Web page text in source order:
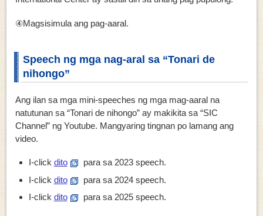
④Magsisimula ang pag-aaral.
Speech ng mga nag-aral sa “Tonari de
nihongo”
Ang ilan sa mga mini-speeches ng mga mag-aaral na
natutunan sa “Tonari de nihongo” ay makikita sa “SIC
Channel” ng Youtube. Mangyaring tingnan po lamang ang
video.
I-click dito
para sa 2023 speech.
I-click dito
para sa 2024 speech.
I-click dito para sa 2025 speech.